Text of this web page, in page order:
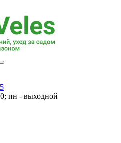
пн - выходной